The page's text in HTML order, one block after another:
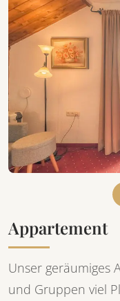
Appartement
Unser geräumiges
und Gruppen viel